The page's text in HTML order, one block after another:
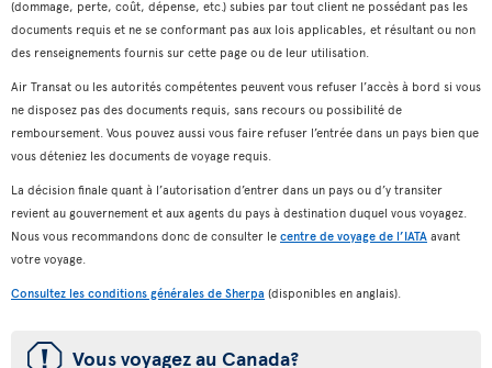
(dommage, perte, coût, dépense, etc.) subies par tout client ne possédant pas les
documents requis et ne se conformant pas aux lois applicables, et résultant ou non
des renseignements fournis sur cette page ou de leur utilisation.
Air Transat ou les autorités compétentes peuvent vous refuser l’accès à bord si vous
ne disposez pas des documents requis, sans recours ou possibilité de
remboursement. Vous pouvez aussi vous faire refuser l’entrée dans un pays bien que
vous déteniez les documents de voyage requis.
La décision finale quant à l’autorisation d’entrer dans un pays ou d’y transiter
revient au gouvernement et aux agents du pays à destination duquel vous voyagez.
Nous vous recommandons donc de consulter le centre de voyage de l’IATA avant
votre voyage.
Consultez les conditions générales de Sherpa (disponibles en anglais).
ü Vous voyagez au Canada?